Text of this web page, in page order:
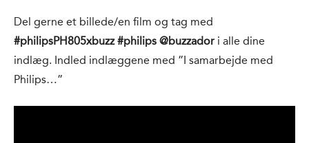
Del gerne et billede/en film og tag med
#philipsPH805xbuzz #philips @buzzador i alle dine
indlæg. Indled indlæggene med ”I samarbejde med
Philips…”